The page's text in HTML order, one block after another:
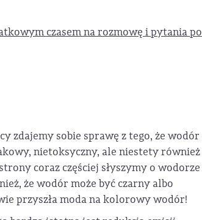
czasem na rozmowę i pytania po
zdajemy sobie sprawę z tego, że wodór
nietoksyczny, ale niestety również
coraz częściej słyszymy o wodorze
że wodór może być czarny albo
przyszła moda na kolorowy wodór!